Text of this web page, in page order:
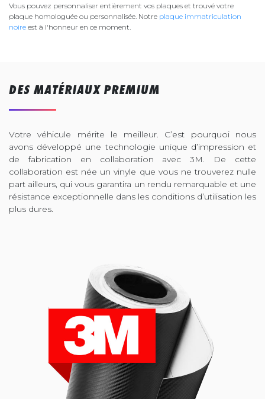
Vous pouvez personnaliser entièrement vos plaques et trouvé votre
plaque homologuée ou personnalisée. Notre plaque immatriculation
noire est à l'honneur en ce moment.
DES MATÉRIAUX PREMIUM
Votre véhicule mérite le meilleur. C’est pourquoi nous
avons développé une technologie unique d’impression et
de fabrication en collaboration avec 3M. De cette
collaboration est née un vinyle que vous ne trouverez nulle
part ailleurs, qui vous garantira un rendu remarquable et une
résistance exceptionnelle dans les conditions d’utilisation les
plus dures.